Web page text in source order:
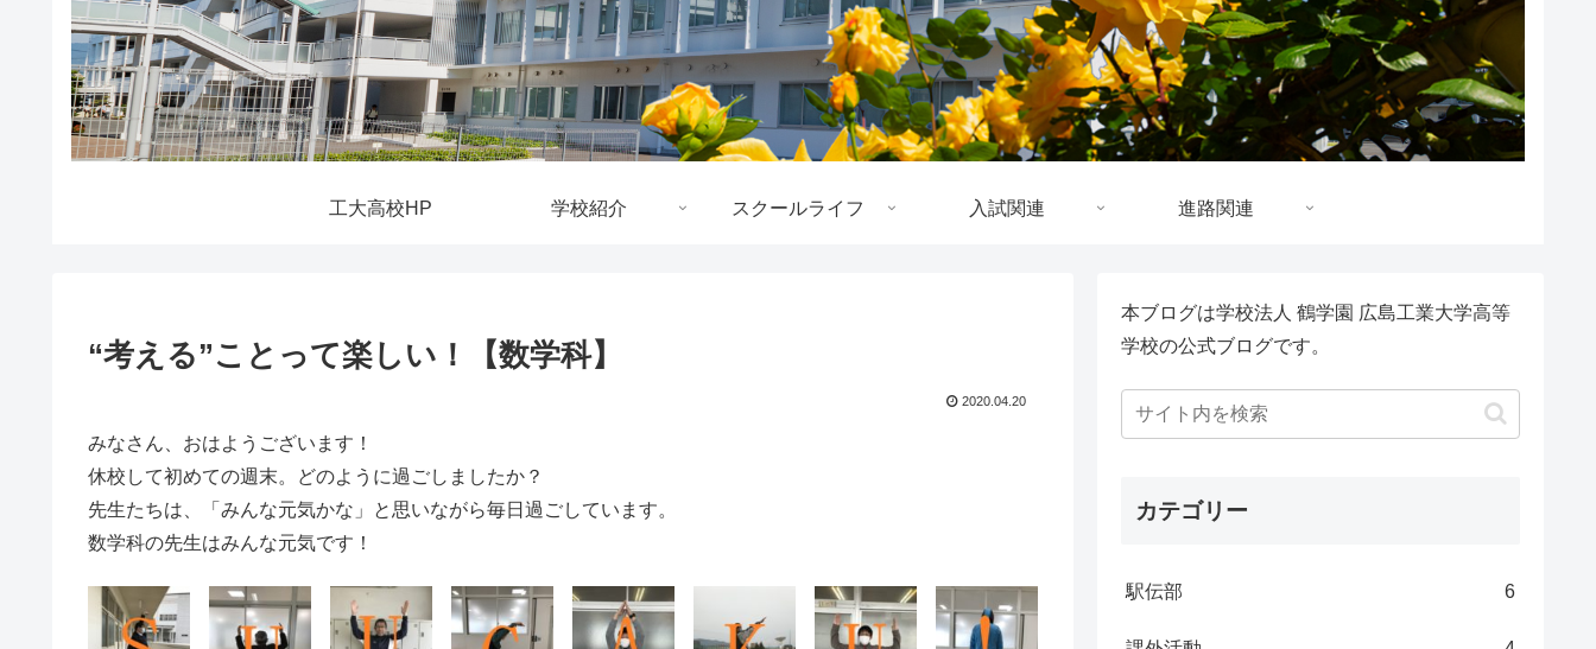
工大高校HP 学校紹介 スクールライフ 入試関連 進路関連
“考える”ことって楽しい！【数学科】
2020.04.20
みなさん、おはようございます！
休校して初めての週末。どのように過ごしましたか？
先生たちは、「みんな元気かな」と思いながら毎日過ごしています。
数学科の先生はみんな元気です！
本ブログは学校法人 鶴学園 広島工業大学高等
学校の公式ブログです。
カテゴリー
駅伝部 6